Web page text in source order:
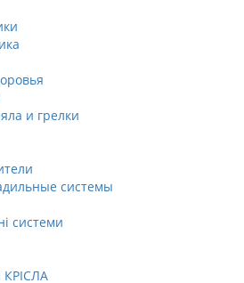
и грелки
системы
системи
КРІСЛА